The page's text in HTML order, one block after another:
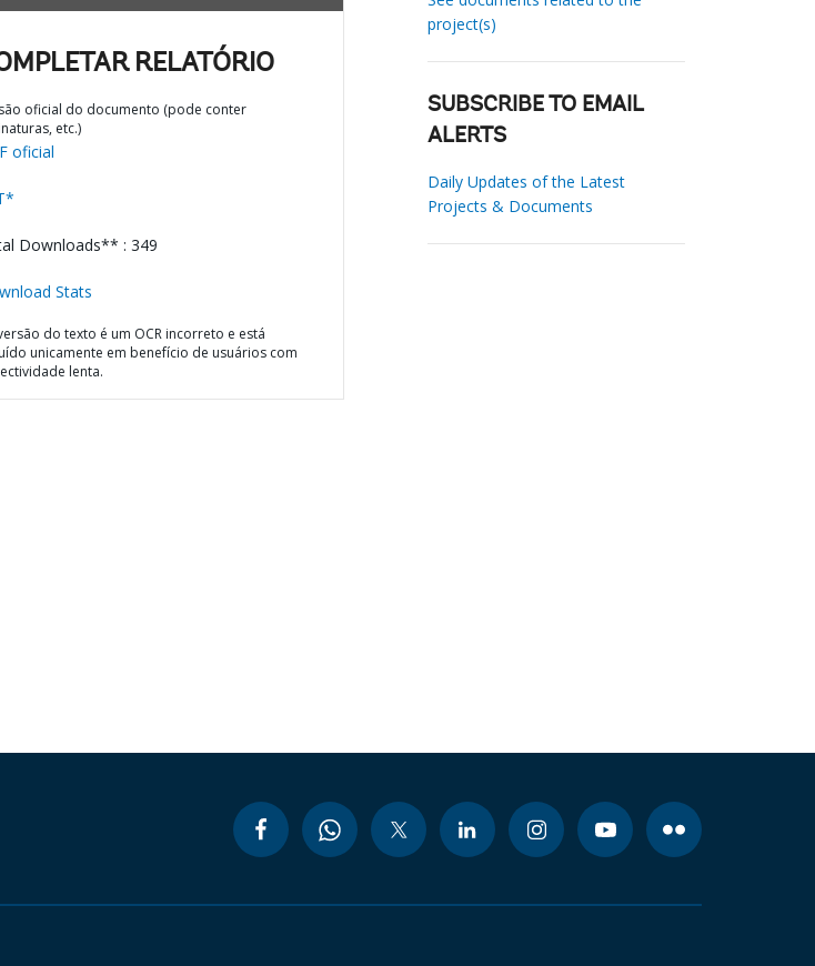
RELATÓRIO
oficial do documento (pode conter
etc.)
oficial
Downloads** : 349
Stats
do texto é um OCR incorreto e está
unicamente em benefício de usuários com
lenta.
project(s)
SUBSCRIBE TO EMAIL
ALERTS
Daily Updates of the Latest
Projects & Documents